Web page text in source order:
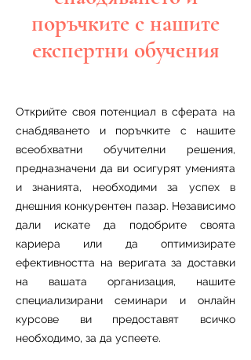
поръчките с нашите
експертни обучения
Открийте своя потенциал в сферата на
снабдяването и поръчките с нашите
всеобхватни обучителни решения,
предназначени да ви осигурят уменията
и знанията, необходими за успех в
днешния конкурентен пазар. Независимо
дали искате да подобрите своята
кариера или да оптимизирате
ефективността на веригата за доставки
на вашата организация, нашите
специализирани семинари и онлайн
курсове ви предоставят всичко
необходимо, за да успеете.